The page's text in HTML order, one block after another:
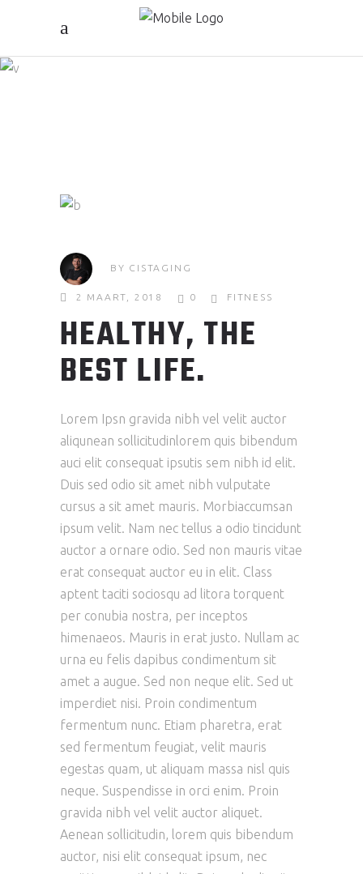
FOCUS PT
BY CISTAGING
2 MAART, 2018 0 FITNESS
HEALTHY, THE
BEST LIFE.
Lorem Ipsn gravida nibh vel velit auctor
aliqunean sollicitudinlorem quis bibendum
auci elit consequat ipsutis sem nibh id elit.
Duis sed odio sit amet nibh vulputate
cursus a sit amet mauris. Morbiaccumsan
ipsum velit. Nam nec tellus a odio tincidunt
auctor a ornare odio. Sed non mauris vitae
erat consequat auctor eu in elit. Class
aptent taciti sociosqu ad litora torquent
per conubia nostra, per inceptos
himenaeos. Mauris in erat justo. Nullam ac
urna eu felis dapibus condimentum sit
amet a augue. Sed non neque elit. Sed ut
imperdiet nisi. Proin condimentum
fermentum nunc. Etiam pharetra, erat
sed fermentum feugiat, velit mauris
egestas quam, ut aliquam massa nisl quis
neque. Suspendisse in orci enim. Proin
gravida nibh vel velit auctor aliquet.
Aenean sollicitudin, lorem quis bibendum
auctor, nisi elit consequat ipsum, nec